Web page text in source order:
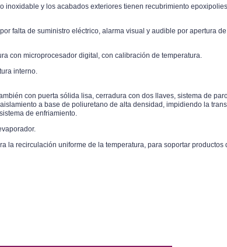
inoxidable y los acabados exteriores tienen recubrimiento
falta de suministro eléctrico, alarma visual y audible por apertura
con microprocesador digital, con calibración de temperatura.
interno.
con puerta sólida lisa, cerradura con dos llaves, sistema de
a base de poliuretano de alta densidad, impidiendo la
de enfriamiento.
la recirculación uniforme de la temperatura, para soportar productos